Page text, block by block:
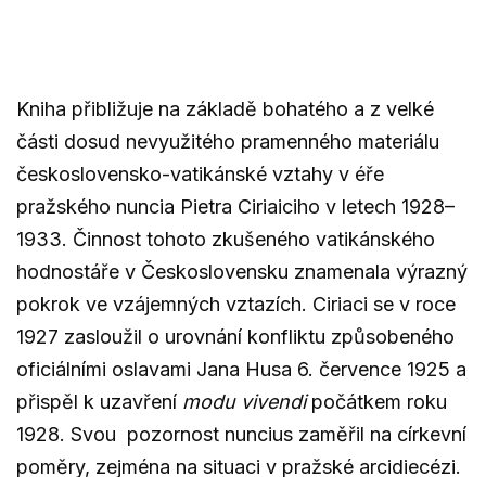
Kniha přibližuje na základě bohatého a z velké
části dosud nevyužitého pramenného materiálu
československo-vatikánské vztahy v éře
pražského nuncia Pietra Ciriaiciho v letech 1928–
1933. Činnost tohoto zkušeného vatikánského
hodnostáře v Československu znamenala výrazný
pokrok ve vzájemných vztazích. Ciriaci se v roce
1927 zasloužil o urovnání konfliktu způsobeného
oficiálními oslavami Jana Husa 6. července 1925 a
přispěl k uzavření modu vivendipočátkem roku
1928. Svou pozornost nuncius zaměřil na církevní
poměry, zejména na situaci v pražské arcidiecézi.